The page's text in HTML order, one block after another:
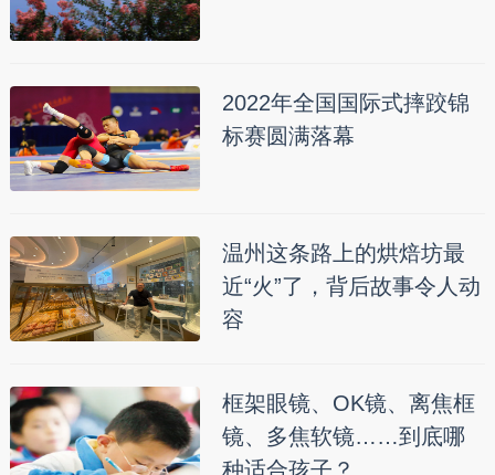
2022年全国国际式摔跤锦
标赛圆满落幕
温州这条路上的烘焙坊最
近“火”了，背后故事令人动
容
框架眼镜、OK镜、离焦框
镜、多焦软镜……到底哪
种适合孩子？